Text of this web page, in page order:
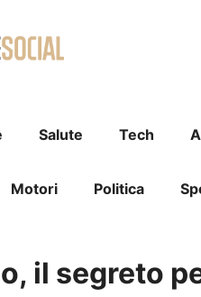
Salute Tech
Motori Politica
il segreto